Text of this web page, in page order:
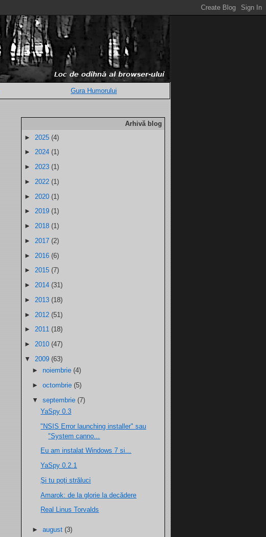
Gura Humorului
Arhivă blog
► 2025 (4)
► 2024 (1)
► 2023 (1)
► 2022 (1)
► 2020 (1)
► 2019 (1)
► 2018 (1)
► 2017 (2)
► 2016 (6)
► 2015 (7)
► 2014 (31)
► 2013 (18)
► 2012 (51)
► 2011 (18)
► 2010 (47)
▼ 2009 (63)
►noiembrie(4)
►octombrie(5)
▼septembrie(7)
YaSpy 0.3
"NSIS Error launching installer" sau
"System canno...
Eu am instalat Windows 7 si...
YaSpy 0.2.1
Şi tu poţi străluci
Amarok: de la glorie la decădere
Real Linus Torvalds
►august(3)